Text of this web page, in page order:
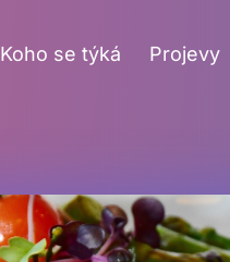
Koho se týká Projevy